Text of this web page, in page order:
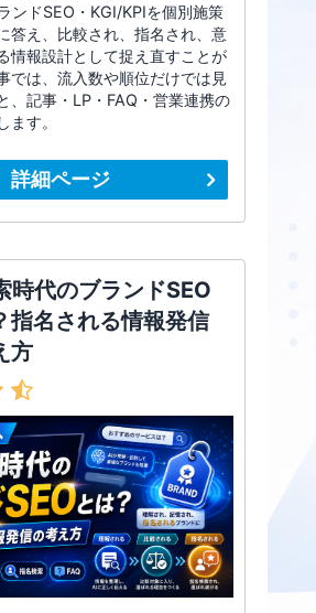
ンドSEO・KGI/KPIを個別施策
答え、比較され、指名され、意
情報設計として捉え直すことが
では、流入数や順位だけでは見
、記事・LP・FAQ・営業連携の
ます。
詳細ページ
時代のブランドSEO
指名される情報発信
方